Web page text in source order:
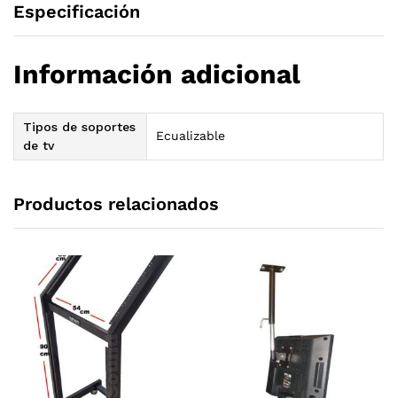
Especificación
Información adicional
Tipos de soportes
de tv
Ecualizable
Productos relacionados